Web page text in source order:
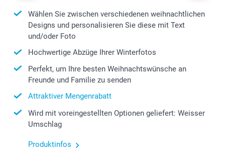
Wählen Sie zwischen verschiedenen weihnachtlichen
Designs und personalisieren Sie diese mit Text
und/oder Foto
Hochwertige Abzüge Ihrer Winterfotos
Perfekt, um Ihre besten Weihnachtswünsche an
Freunde und Familie zu senden
Attraktiver Mengenrabatt
Wird mit voreingestellten Optionen geliefert: Weisser
Umschlag
Produktinfos